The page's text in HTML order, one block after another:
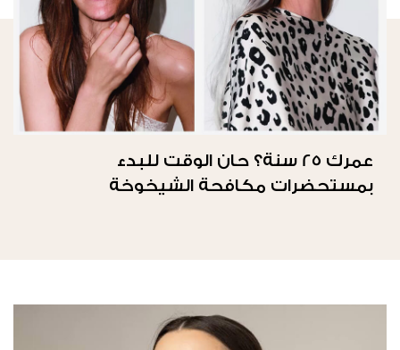
عمرك 25 سنة؟ حان الوقت للبدء
بمستحضرات مكافحة الشيخوخة